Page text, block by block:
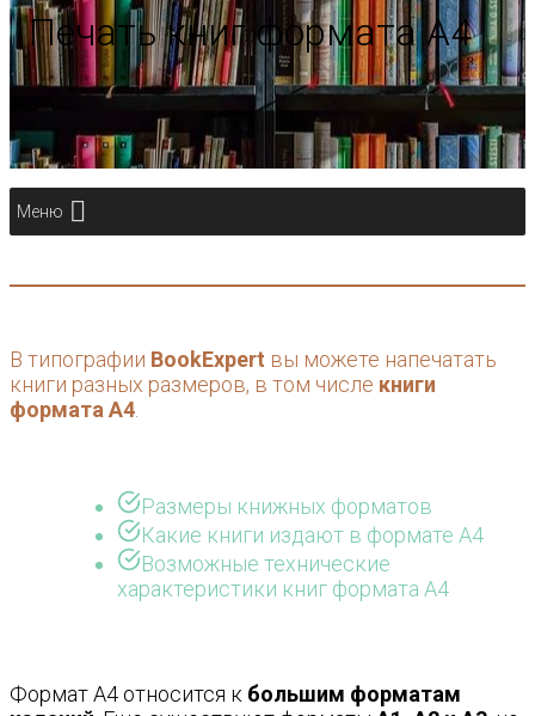
Печать книг формата А4
Меню
В типографии BookExpert вы можете напечатать
книги разных размеров, в том числе книги
формата А4
Размеры книжных форматов
Какие книги издают в формате А4
Возможные технические
характеристики книг формата А4
Формат А4 относится к большим форматам